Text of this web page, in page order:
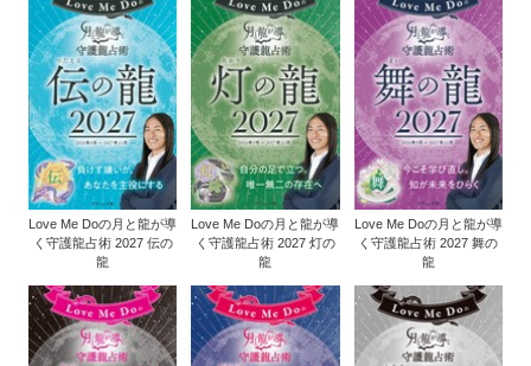
Love Me Doの月と龍が導
く守護龍占術 2027 伝の
龍
Love Me Doの月と龍が導
く守護龍占術 2027 灯の
龍
Love Me Doの月と龍が導
く守護龍占術 2027 舞の
龍